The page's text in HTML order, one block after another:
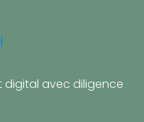
digital avec diligence